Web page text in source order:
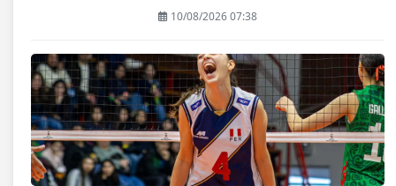
10/08/2026 07:38